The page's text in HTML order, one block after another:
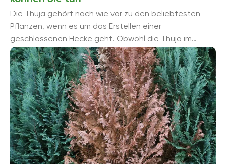
Die Thuja gehört nach wie vor zu den beliebtesten
Pflanzen, wenn es um das Erstellen einer
geschlossenen Hecke geht. Obwohl die Thuja im
Deutschen auch als Lebensbaum bezeichnet wird, ...